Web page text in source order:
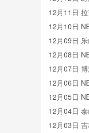
12月11日
12月10日
12月09日
12月08日
12月07日
12月06日
12月05日
12月04日
12月03日